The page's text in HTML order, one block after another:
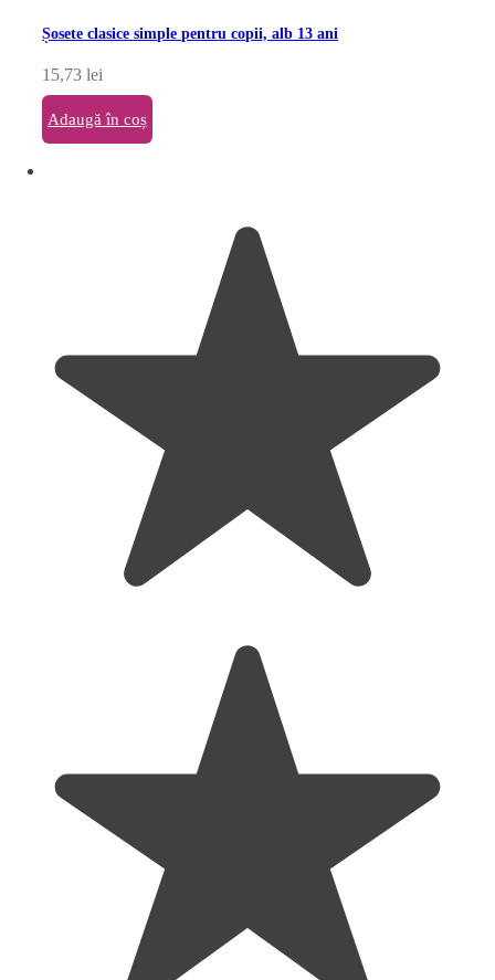
Șosete clasice simple pentru copii, alb 13 ani
15,73lei
Adaugă în coș